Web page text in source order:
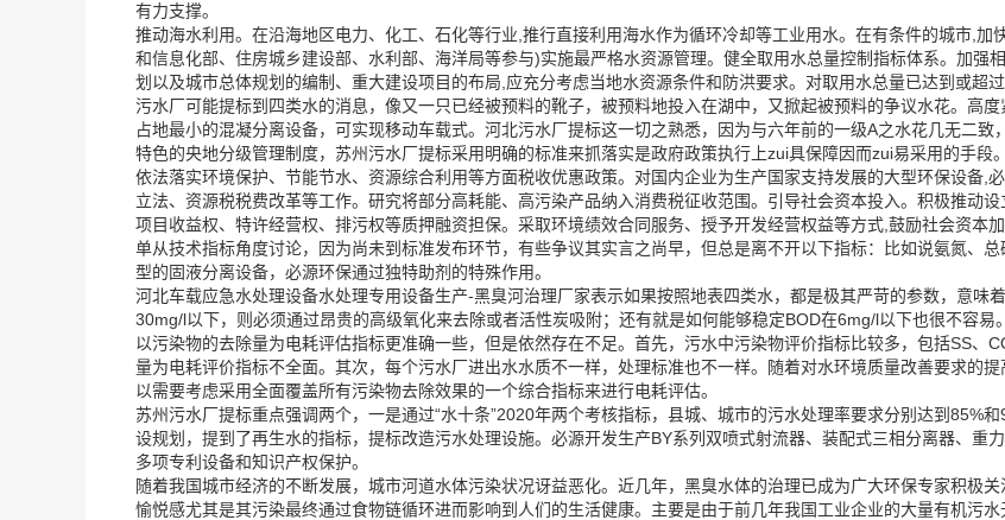
有力支撑。
推动海水利用。在沿海地区电力、化工、石化等行业,推行直接利用海水作为循环冷却等工业用水。在有条件的城市,
和信息化部、住房城乡建设部、水利部、海洋局等参与)实施最严格水资源管理。健全取用水总量控制指标体系。加强
划以及城市总体规划的编制、重大建设项目的布局,应充分考虑当地水资源条件和防洪要求。对取用水总量已达到或超
污水厂可能提标到四类水的消息，像又一只已经被预料的靴子，被预料地投入在湖中，又掀起被预料的争议水花。高
占地最小的混凝分离设备，可实现移动车载式。河北污水厂提标这一切之熟悉，因为与六年前的一级A之水花几无二
特色的央地分级管理制度，苏州污水厂提标采用明确的标准来抓落实是政府政策执行上zui具保障因而zui易采用的手段。
依法落实环境保护、节能节水、资源综合利用等方面税收优惠政策。对国内企业为生产国家支持发展的大型环保设备,
立法、资源税税费改革等工作。研究将部分高耗能、高污染产品纳入消费税征收范围。引导社会资本投入。积极推动
项目收益权、特许经营权、排污权等质押融资担保。采取环境绩效合同服务、授予开发经营权益等方式,鼓励社会资本加
单从技术指标角度讨论，因为尚未到标准发布环节，有些争议其实言之尚早，但总是离不开以下指标：比如说氨氮、
型的固液分离设备，必源环保通过独特助剂的特殊作用。
河北车载应急水处理设备水处理专用设备生产-黑臭河治理厂家表示如果按照地表四类水，都是极其严苛的参数，意味
30mg/l以下，则必须通过昂贵的高级氧化来去除或者活性炭吸附；还有就是如何能够稳定BOD在6mg/l以下也很不容易。
以污染物的去除量为电耗评估指标更准确一些，但是依然存在不足。首先，污水中污染物评价指标比较多，包括SS、
量为电耗评价指标不全面。其次，每个污水厂进出水水质不一样，处理标准也不一样。随着对水环境质量改善要求的
以需要考虑采用全面覆盖所有污染物去除效果的一个综合指标来进行电耗评估。
苏州污水厂提标重点强调两个，一是通过“水十条”2020年两个考核指标，县城、城市的污水处理率要求分别达到85%
设规划，提到了再生水的指标，提标改造污水处理设施。必源开发生产BY系列双喷式射流器、装配式三相分离器、重
多项专利设备和知识产权保护。
随着我国城市经济的不断发展，城市河道水体污染状况讶益恶化。近几年，黑臭水体的治理已成为广大环保专家积极
愉悦感尤其是其污染最终通过食物链循环进而影响到人们的生活健康。主要是由于前几年我国工业企业的大量有机污